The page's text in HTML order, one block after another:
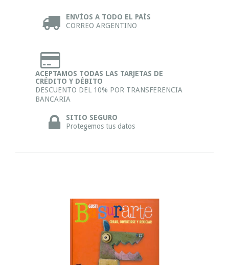
ENVÍOS A TODO EL PAÍS
CORREO ARGENTINO
ACEPTAMOS TODAS LAS TARJETAS DE
CRÉDITO Y DÉBITO
DESCUENTO DEL 10% POR TRANSFERENCIA
BANCARIA
SITIO SEGURO
Protegemos tus datos